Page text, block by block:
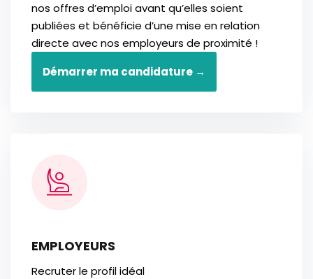
nos offres d’emploi avant qu’elles soient
publiées et bénéficie d’une mise en relation
directe avec nos employeurs de proximité !
Démarrer ma candidature →
EMPLOYEURS
Recruter le profil idéal